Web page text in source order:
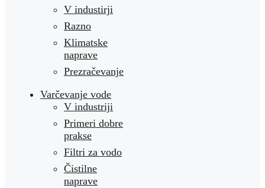
V industirji
Razno
Klimatske
naprave
Prezračevanje
Varčevanje vode
V industriji
Primeri dobre
prakse
Filtri za vodo
Čistilne
naprave